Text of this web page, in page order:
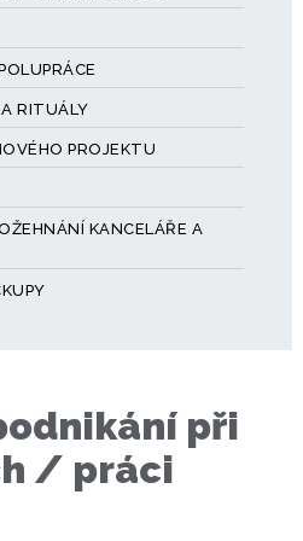
RITUÁLY
PROJEKTU
KANCELÁŘE A
při
/ práci